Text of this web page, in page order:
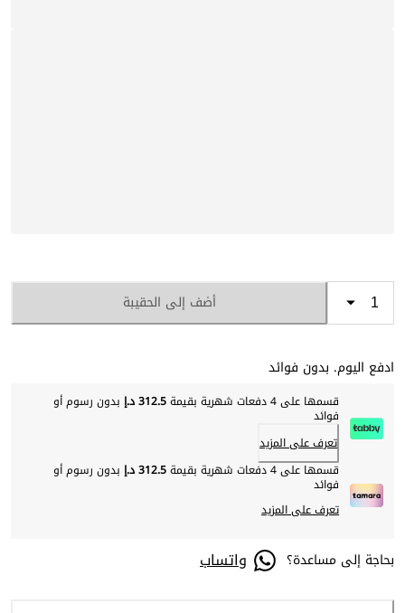
أضف إلى الحقيبة
ادفع اليوم. بدون فوائد
قسمها على 4 دفعات شهرية بقيمة 312.5 د.إ بدون رسوم أو
فوائد
تعرف على المزيد
قسمها على 4 دفعات شهرية بقيمة
312.5 د.إ بدون رسوم أو
فوائد
تعرف على المزيد
بحاجة إلى مساعدة؟ واتساب